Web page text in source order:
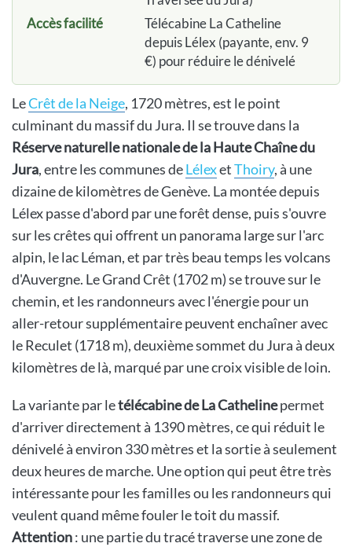
Accès facilité
Télécabine La Catheline
depuis Lélex (payante, env. 9
€) pour réduire le dénivelé
LeCrêt de la Neige, 1720 mètres, est le point
culminant du massif du Jura. Il se trouve dans la
Réserve naturelle nationale de la Haute Chaîne du
Jura, entre les communes deLélexetThoiry, à une
dizaine de kilomètres de Genève. La montée depuis
Lélex passe d'abord par une forêt dense, puis s'ouvre
sur les crêtes qui offrent un panorama large sur l'arc
alpin, le lac Léman, et par très beau temps les volcans
d'Auvergne. Le Grand Crêt (1702 m) se trouve sur le
chemin, et les randonneurs avec l'énergie pour un
aller-retour supplémentaire peuvent enchaîner avec
le Reculet (1718 m), deuxième sommet du Jura à deux
kilomètres de là, marqué par une croix visible de loin.
La variante par letélécabine de La Cathelinepermet
d'arriver directement à 1390 mètres, ce qui réduit le
dénivelé à environ 330 mètres et la sortie à seulement
deux heures de marche. Une option qui peut être très
intéressante pour les familles ou les randonneurs qui
veulent quand même fouler le toit du massif.
Attention: une partie du tracé traverse une zone de